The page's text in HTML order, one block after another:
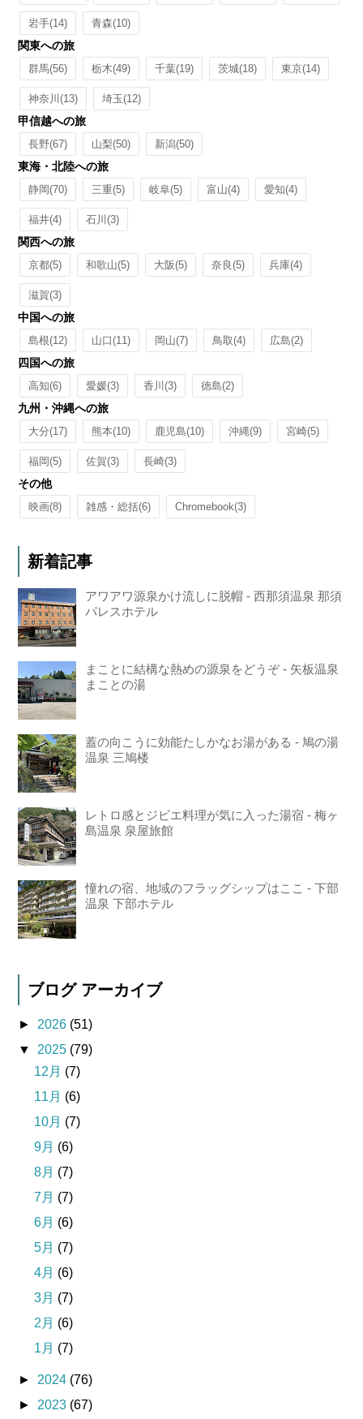
岩手(14) 青森(10)
関東への旅
群馬(56) 栃木(49) 千葉(19) 茨城(18) 東京(14)
神奈川(13) 埼玉(12)
甲信越への旅
長野(67) 山梨(50) 新潟(50)
東海・北陸への旅
静岡(70) 三重(5) 岐阜(5) 富山(4) 愛知(4)
福井(4) 石川(3)
関西への旅
京都(5) 和歌山(5) 大阪(5) 奈良(5) 兵庫(4)
滋賀(3)
中国への旅
島根(12) 山口(11) 岡山(7) 鳥取(4) 広島(2)
四国への旅
高知(6) 愛媛(3) 香川(3) 徳島(2)
九州・沖縄への旅
大分(17) 熊本(10) 鹿児島(10) 沖縄(9) 宮崎(5)
福岡(5) 佐賀(3) 長崎(3)
その他
映画(8) 雑感・総括(6) Chromebook(3)
新着記事
アワアワ源泉かけ流しに脱帽 - 西那須温泉 那須
パレスホテル
まことに結構な熱めの源泉をどうぞ - 矢板温泉
まことの湯
蓋の向こうに効能たしかなお湯がある - 鳩の湯
温泉 三鳩楼
レトロ感とジビエ料理が気に入った湯宿 - 梅ヶ
島温泉 泉屋旅館
憧れの宿、地域のフラッグシップはここ - 下部
温泉 下部ホテル
ブログ アーカイブ
► 2026 (51)
▼ 2025 (79)
12月 (7)
11月 (6)
10月 (7)
9月 (6)
8月 (7)
7月 (7)
6月 (6)
5月 (7)
4月 (6)
3月 (7)
2月 (6)
1月 (7)
► 2024 (76)
► 2023 (67)